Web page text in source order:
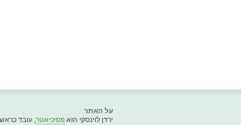
על האתר
ירדן לוינסקי הוא פסיכיאטר, עובד